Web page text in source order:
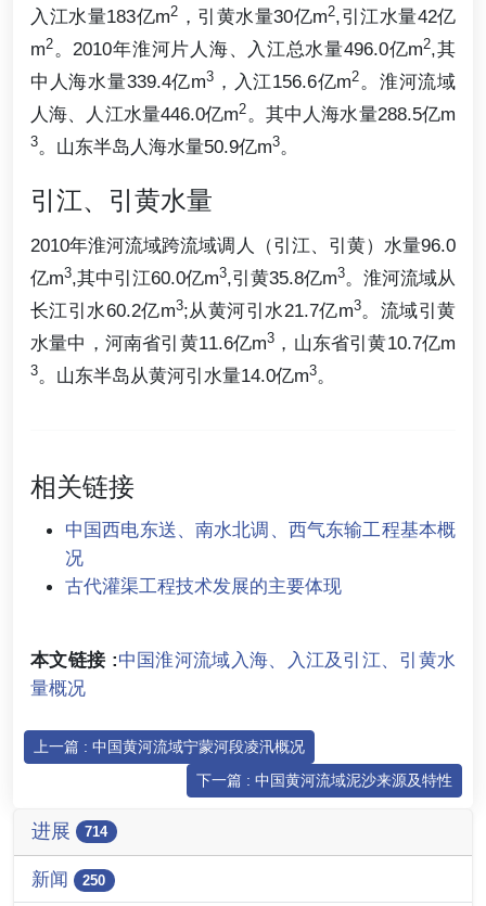
入江水量183亿m2 ，引黄水量30亿m2,引江水量42亿
m2。2010年淮河片人海、入江总水量496.0亿m2,其
中人海水量339.4亿m3 ，入江156.6亿m2。淮河流域
人海、人江水量446.0亿m2。其中人海水量288.5亿m
3。山东半岛人海水量50.9亿m3。
引江、引黄水量
2010年淮河流域跨流域调人（引江、引黄）水量96.0
亿m3,其中引江60.0亿m3,引黄35.8亿m3。淮河流域从
长江引水60.2亿m3;从黄河引水21.7亿m3。流域引黄
水量中，河南省引黄11.6亿m3 ，山东省引黄10.7亿m
3。山东半岛从黄河引水量14.0亿m3。
相关链接
中国西电东送、南水北调、西气东输工程基本概
况
古代灌渠工程技术发展的主要体现
本文链接 :中国淮河流域入海、入江及引江、引黄水
量概况
上一篇 : 中国黄河流域宁蒙河段凌汛概况
下一篇 : 中国黄河流域泥沙来源及特性
进展 714
新闻 250